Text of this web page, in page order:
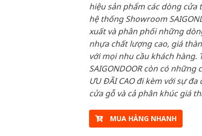
hiệu sản phẩm các dòng cửa
hệ thống Showroom
xuất và phân phối những
nhựa chất lượng cao, giá
với mọi nhu cầu khách hàng.
SAIGONDOOR còn có những
ƯU ĐÃI CAO đi kèm với sự
cửa gỗ và cả phân khúc giá
MUA HÀNG NHANH